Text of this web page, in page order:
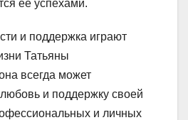
ее успехами.
и поддержка играют
Татьяны
всегда может
и поддержку своей
и личных